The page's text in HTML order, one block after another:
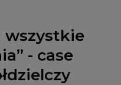
wszystkie
- case